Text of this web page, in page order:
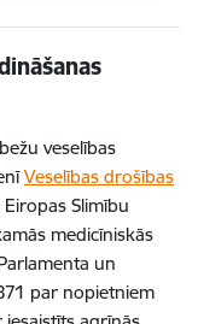
veselības
Veselības drošības
Slimību
medicīniskās
un
par nopietniem